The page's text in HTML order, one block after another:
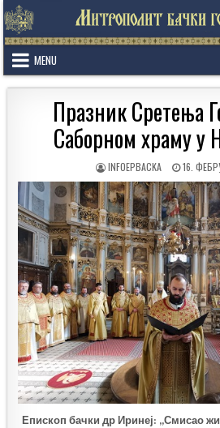
Skip
to
content
MENU
Празник Сретења
Саборном храму у
AUTHOR:
INFOEPBACKA
DATE:
16.
Епископ бачки др Иринеј: „Смисао